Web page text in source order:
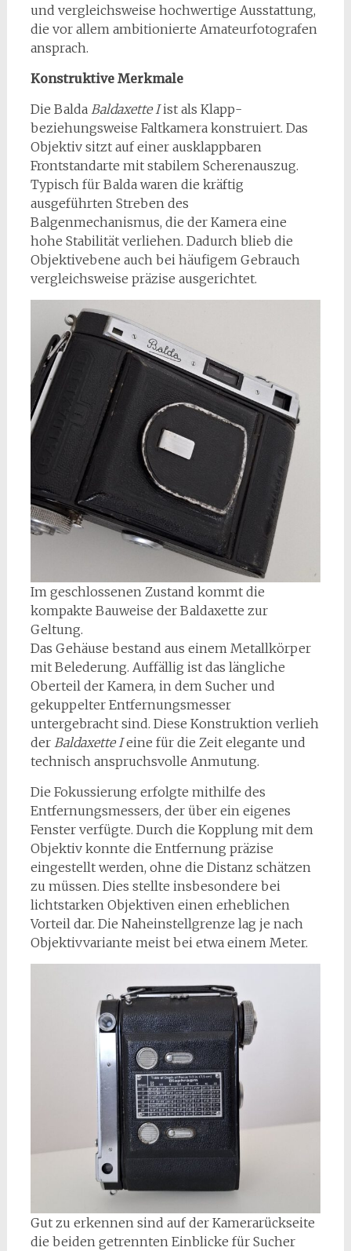
und vergleichsweise hochwertige Ausstattung,
die vor allem ambitionierte Amateurfotografen
ansprach.
Konstruktive Merkmale
Die Balda Baldaxette Iist als Klapp-
beziehungsweise Faltkamera konstruiert. Das
Objektiv sitzt auf einer ausklappbaren
Frontstandarte mit stabilem Scherenauszug.
Typisch für Balda waren die kräftig
ausgeführten Streben des
Balgenmechanismus, die der Kamera eine
hohe Stabilität verliehen. Dadurch blieb die
Objektivebene auch bei häufigem Gebrauch
vergleichsweise präzise ausgerichtet.
Im geschlossenen Zustand kommt die
kompakte Bauweise der Baldaxette zur
Geltung.
Das Gehäuse bestand aus einem Metallkörper
mit Belederung. Auffällig ist das längliche
Oberteil der Kamera, in dem Sucher und
gekuppelter Entfernungsmesser
untergebracht sind. Diese Konstruktion verlieh
der Baldaxette Ieine für die Zeit elegante und
technisch anspruchsvolle Anmutung.
Die Fokussierung erfolgte mithilfe des
Entfernungsmessers, der über ein eigenes
Fenster verfügte. Durch die Kopplung mit dem
Objektiv konnte die Entfernung präzise
eingestellt werden, ohne die Distanz schätzen
zu müssen. Dies stellte insbesondere bei
lichtstarken Objektiven einen erheblichen
Vorteil dar. Die Naheinstellgrenze lag je nach
Objektivvariante meist bei etwa einem Meter.
Gut zu erkennen sind auf der Kamerarückseite
die beiden getrennten Einblicke für Sucher